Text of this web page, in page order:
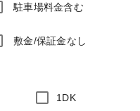
駐車場料金含む
敷金/保証金なし
1DK